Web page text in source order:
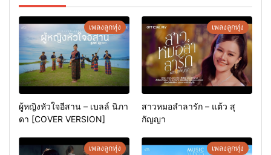
เพลงลูกทุ่ง
ผู้หญิงหัวใจอีสาน – เบลล์ นิภา
ดา [COVER VERSION]
เพลงลูกทุ่ง
สาวหมอลำลารัก – แต้ว สุ
กัญญา
เพลงลูกทุ่ง เพลงลูกทุ่ง